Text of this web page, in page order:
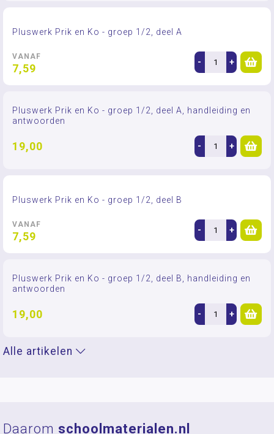
Pluswerk Prik en Ko - groep 1/2, deel A
VANAF
7,59 - +
Pluswerk Prik en Ko - groep 1/2, deel A, handleiding en
antwoorden
19,00 - +
Pluswerk Prik en Ko - groep 1/2, deel B
VANAF
7,59 - +
Pluswerk Prik en Ko - groep 1/2, deel B, handleiding en
antwoorden
19,00 - +
Alle artikelen
Daarom schoolmaterialen.nl